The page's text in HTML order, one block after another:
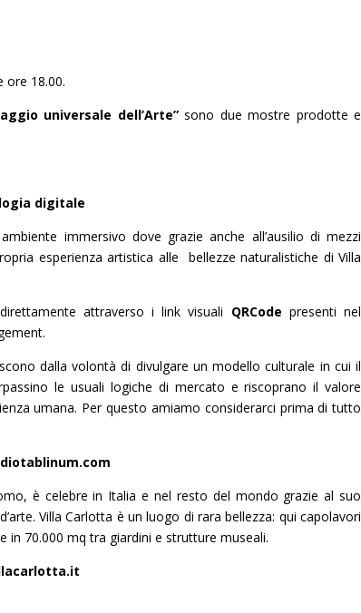
ore 18.00.
universale dell’Arte”sono due mostre prodotte e
digitale
immersivo dove grazie anche all’ausilio di mezzi
esperienza artistica alle bellezze naturalistiche di Villa
attraverso i link visuali QRCode presenti nel
dalla volontà di divulgare un modello culturale in cui il
le usuali logiche di mercato e riscoprano il valore
umana. Per questo amiamo considerarci prima di tutto
è celebre in Italia e nel resto del mondo grazie al suo
Villa Carlotta è un luogo di rara bellezza: qui capolavori
in 70.000 mq tra giardini e strutture museali.